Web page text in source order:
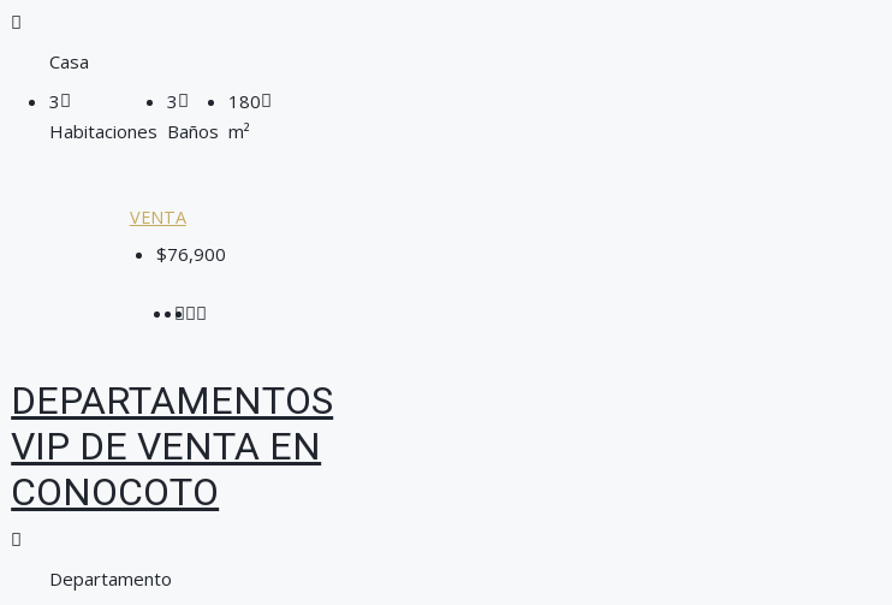
Casa
3
Habitaciones
3
Baños
180
m²
VENTA
$76,900
DEPARTAMENTOS
VIP DE VENTA EN
CONOCOTO
Departamento